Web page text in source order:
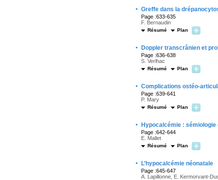
· Greffe dans la
Page :633-635
F. Bernaudin
Résumé Plan
· Doppler transcrânien et
Page :636-638
S. Verlhac
Résumé Plan
· Complications ostéo-
Page :639-641
P. Mary
Résumé Plan
· Hypocalcémie :
Page :642-644
E. Mallet
Résumé Plan
· L’hypocalcémie néonatale
Page :645-647
A. Lapillonne, E. Kermorvant-